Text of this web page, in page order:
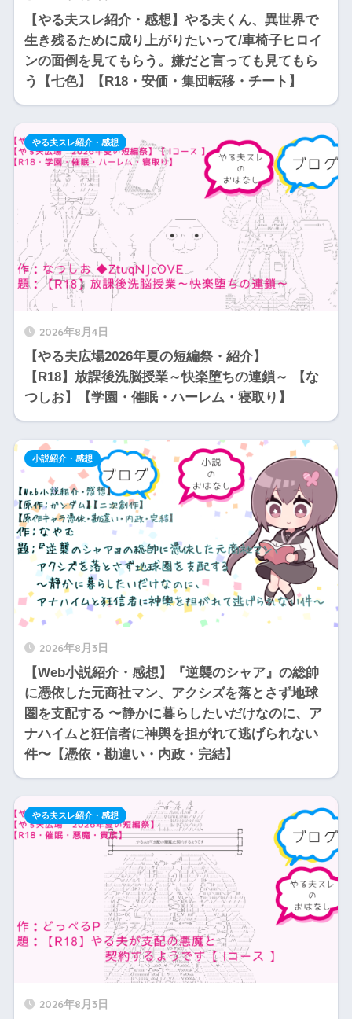
【やる夫スレ紹介・感想】やる夫くん、異世界で
生き残るために成り上がりたいって/車椅子ヒロイ
ンの面倒を見てもらう。嫌だと言っても見てもら
う【七色】【R18・安価・集団転移・チート】
2026年8月4日
【やる夫広場2026年夏の短編祭・紹介】
【R18】放課後洗脳授業～快楽堕ちの連鎖～ 【な
つしお】【学園・催眠・ハーレム・寝取り】
やる夫スレ紹介・感想
2026年8月3日
【Web小説紹介・感想】『逆襲のシャア』の総帥
に憑依した元商社マン、アクシズを落とさず地球
圏を支配する 〜静かに暮らしたいだけなのに、ア
ナハイムと狂信者に神輿を担がれて逃げられない
件〜【憑依・勘違い・内政・完結】
小説紹介・感想
2026年8月3日
やる夫スレ紹介・感想